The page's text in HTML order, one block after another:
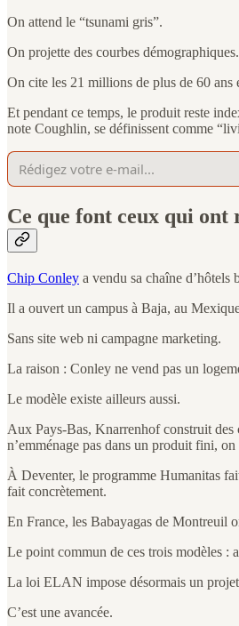
On attend le “tsunami gris”.
On projette des courbes démographiques.
On cite les 21 millions de plus de 60 ans
Et pendant ce temps, le produit reste
note Coughlin, se définissent comme
Ce que font ceux qui
Chip Conley a vendu sa chaîne
Il a ouvert un campus à Baja, au
Sans site web ni campagne marketing.
La raison : Conley ne vend pas un
Le modèle existe ailleurs aussi.
Aux Pays-Bas, Knarrenhof construit des
n’emménage pas dans un produit fini,
À Deventer, le programme Humanitas
fait concrètement.
En France, les Babayagas de Montreuil
Le point commun de ces trois modèles :
La loi ELAN impose désormais un
C’est une avancée.